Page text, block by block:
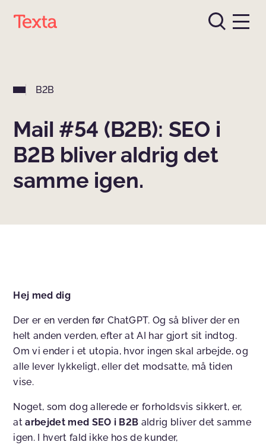
B2B
Mail #54 (B2B): SEO i
B2B bliver aldrig det
samme igen.
Hej med dig
Der er en verden før ChatGPT. Og så bliver der en
helt anden verden, efter at AI har gjort sit indtog.
Om vi ender i et utopia, hvor ingen skal arbejde, og
alle lever lykkeligt, eller det modsatte, må tiden
vise.
Noget, som dog allerede er forholdsvis sikkert, er,
atarbejdet med SEO i B2B aldrig bliver det samme
igen. I hvert fald ikke hos de kunder,